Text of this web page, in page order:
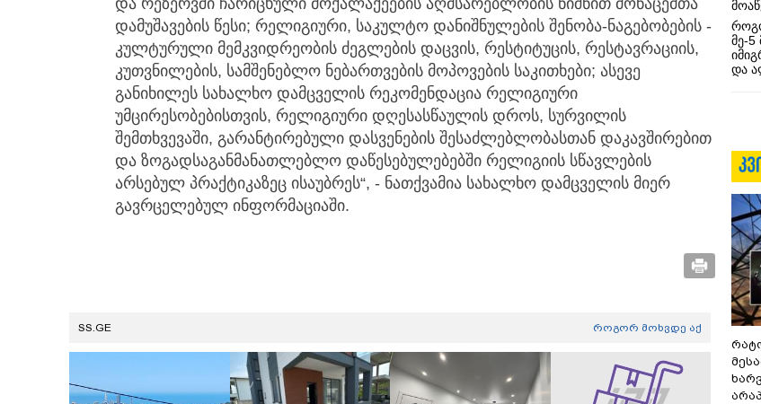
და რეზერვში ჩარიცხული მოქალაქეების აღმსარებლობის ნიშნით მონაცემთა
დამუშავების წესი; რელიგიური, საკულტო დანიშნულების შენობა-ნაგებობების -
კულტურული მემკვიდრეობის ძეგლების დაცვის, რესტიტუცის, რესტავრაციის,
კუთვნილების, სამშენებლო ნებართვების მოპოვების საკითხები; ასევე
განიხილეს სახალხო დამცველის რეკომენდაცია რელიგიური
უმცირესობებისთვის, რელიგიური დღესასწაულის დროს, სურვილის
შემთხვევაში, გარანტირებული დასვენების შესაძლებლობასთან დაკავშირებით
და ზოგადსაგანმანათლებლო დაწესებულებებში რელიგიის სწავლების
არსებულ პრაქტიკაზეც ისაუბრეს“, - ნათქვამია სახალხო დამცველის მიერ
გავრცელებულ ინფორმაციაში.
SS.GE როგორ მოხვდე აქ
მე-5
და